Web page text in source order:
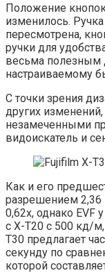
Положение кнопок
изменилось.
пересмотрена,
ручки для
весьма полезным
настраиваемому
С точки зрения
других
незамеченными
видоискатель и
Как и его
разрешением 2,36
0,62x, однако EVF
с X-T20 с 500 кд/
T30 предлагает
секунду по
которой